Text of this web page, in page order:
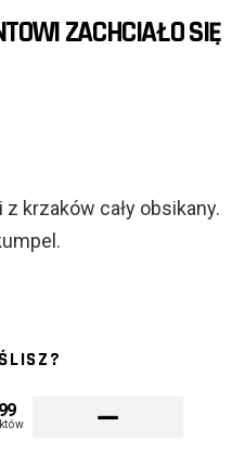
ZACHCIAŁO SIĘ
krzaków cały obsikany.